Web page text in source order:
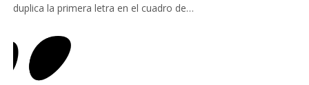
duplica la primera letra en el cuadro de…